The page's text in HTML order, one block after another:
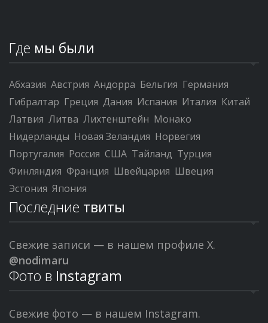
Где мы были
Абхазия Австрия Андорра Бельгия Германия
Гибралтар Греция Дания Испания Италия Китай
Латвия Литва Лихтенштейн Монако
Нидерланды Новая Зеландия Норвегия
Португалия Россия США Тайланд Турция
Финляндия Франция Швейцария Швеция
Эстония Япония
Последние твиты
Свежие записи — в нашем профиле X.
@nodimaru
Фото в Instagram
Свежие фото — в нашем Instagram.